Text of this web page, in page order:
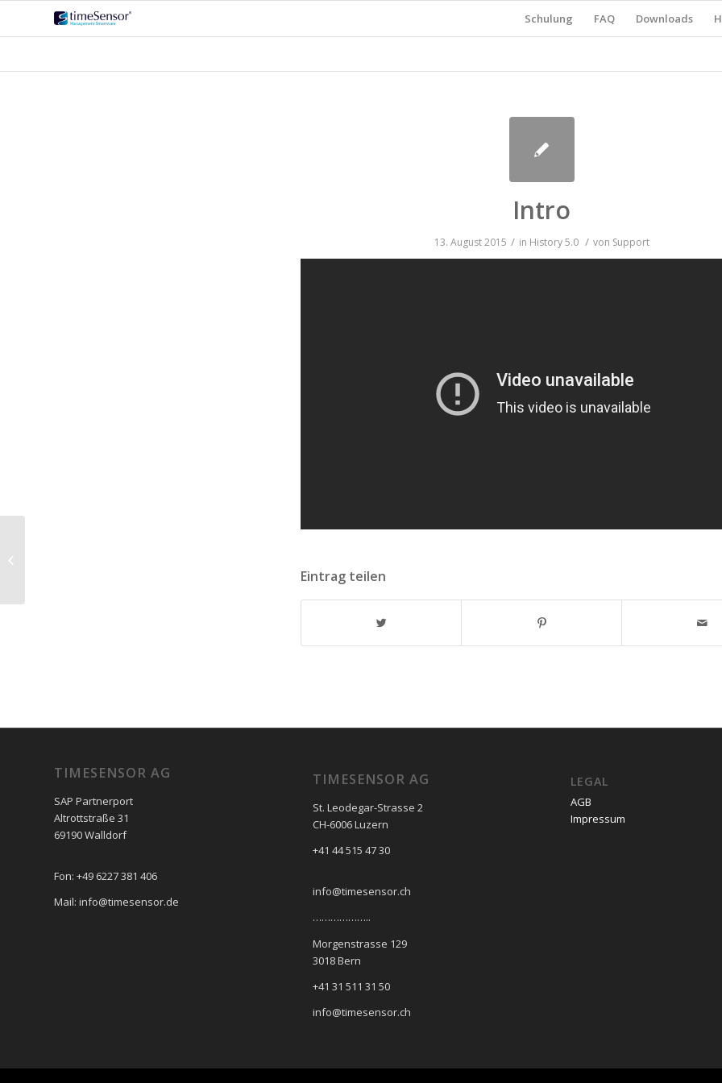
Schulung FAQ Downloads
Intro
13. August 2015 / in History 5.0 / von Support
Eintrag teilen
TIMESENSOR AG
SAP Partnerport
Altrottstraße 31
69190 Walldorf
Fon: +49 6227 381 406
Mail: info@timesensor.de
TIMESENSOR AG
St. Leodegar-Strasse 2
CH-6006 Luzern
+41 44 515 47 30
info@timesensor.ch
………………..
Morgenstrasse 129
3018 Bern
+41 31 511 31 50
info@timesensor.ch
LEGAL
AGB
Impressum